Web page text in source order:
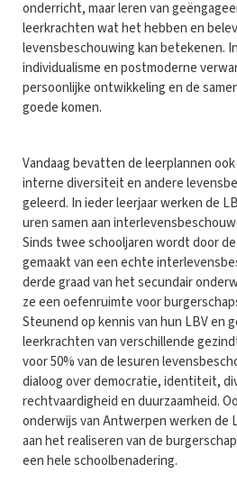
onderricht, maar leren van
leerkrachten wat het hebben en
levensbeschouwing kan betekenen.
individualisme en postmoderne
persoonlijke ontwikkeling en de
goede komen.
Vandaag bevatten de leerplannen
interne diversiteit en andere
geleerd. In ieder leerjaar werken de
uren samen aan
Sinds twee schooljaren wordt door
gemaakt van een echte
derde graad van het secundair
ze een oefenruimte voor
Steunend op kennis van hun LBV en
leerkrachten van verschillende
voor 50% van de lesuren
dialoog over democratie, identiteit,
rechtvaardigheid en duurzaamheid.
onderwijs van Antwerpen werken de
aan het realiseren van de
een hele schoolbenadering.